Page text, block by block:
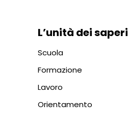
L’unità dei saperi
Scuola
Formazione
Lavoro
Orientamento